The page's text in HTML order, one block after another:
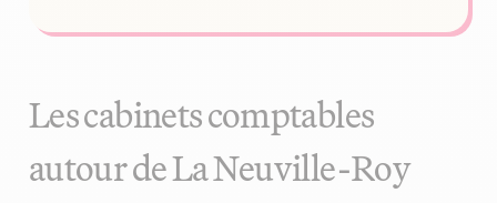
Les cabinets comptables
autour de La Neuville-Roy